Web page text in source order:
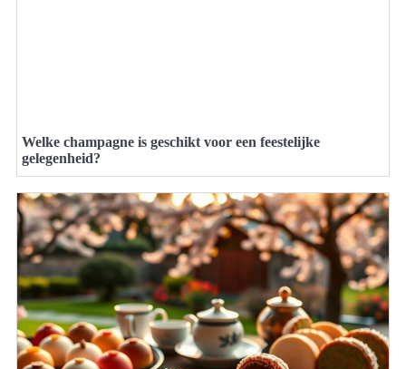
Welke champagne is geschikt voor een feestelijke
gelegenheid?